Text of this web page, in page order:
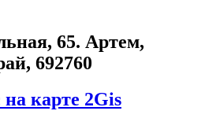
65​. Артем,
692760
карте 2Gis